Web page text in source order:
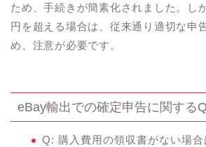
ため、手続きが簡素化されました。し
円を超える場合は、従来通り適切な申
め、注意が必要です。
eBay輸出での確定申告に関する
Q: 購入費用の領収書がない場